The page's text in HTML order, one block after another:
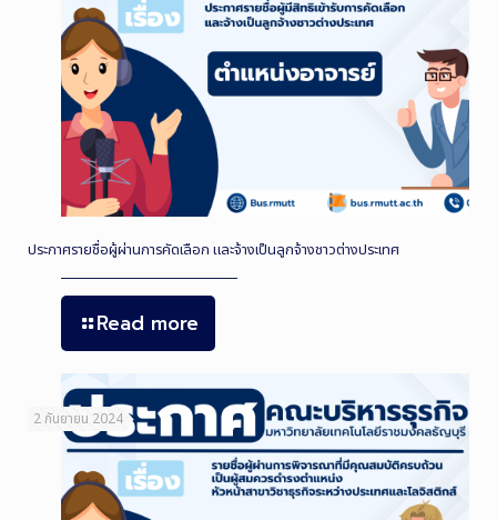
ประกาศรายชื่อผู้ผ่านการคัดเลือก และจ้างเป็นลูกจ้างชาวต่างประเทศ
Read more
2 กันยายน 2024